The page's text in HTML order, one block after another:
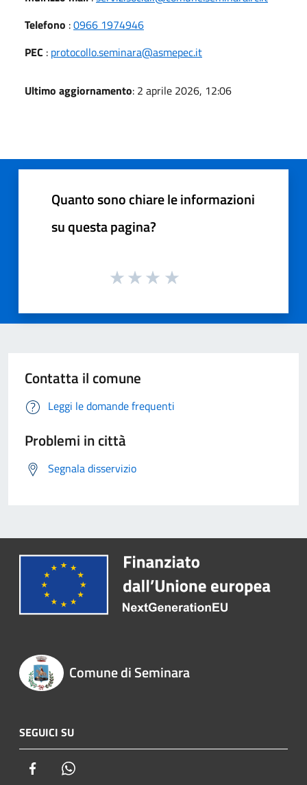
Telefono :0966 1974946
PEC : protocollo.seminara@asmepec.it
Ultimo aggiornamento: 2 aprile 2026, 12:06
Quanto sono chiare le informazioni
su questa pagina?
Contatta il comune
Leggi le domande frequenti
Problemi in città
Segnala disservizio
Comune di Seminara
SEGUICI SU
Facebook